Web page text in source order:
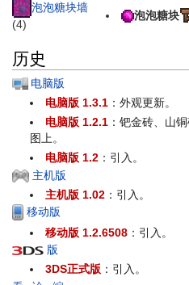
泡泡糖块墙
(4)
泡泡糖块
历史
电脑版
电脑版 1.3.1 ：外观更新。
电脑版 1.2.1 ：钯金砖、山
图上。
电脑版 1.2 ：引入。
主机版
主机版 1.02 ：引入。
移动版
移动版 1.2.6508 ：引入。
版
3DS正式版 ：引入。